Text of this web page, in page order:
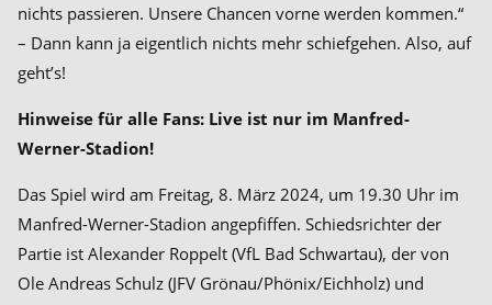
nichts passieren. Unsere Chancen vorne werden kommen.“
– Dann kann ja eigentlich nichts mehr schiefgehen. Also, auf
geht’s!
Hinweise für alle Fans: Live ist nur im Manfred-
Werner-Stadion!
Das Spiel wird am Freitag, 8. März 2024, um 19.30 Uhr im
Manfred-Werner-Stadion angepfiffen. Schiedsrichter der
Partie ist Alexander Roppelt (VfL Bad Schwartau), der von
Ole Andreas Schulz (JFV Grönau/Phönix/Eichholz) und